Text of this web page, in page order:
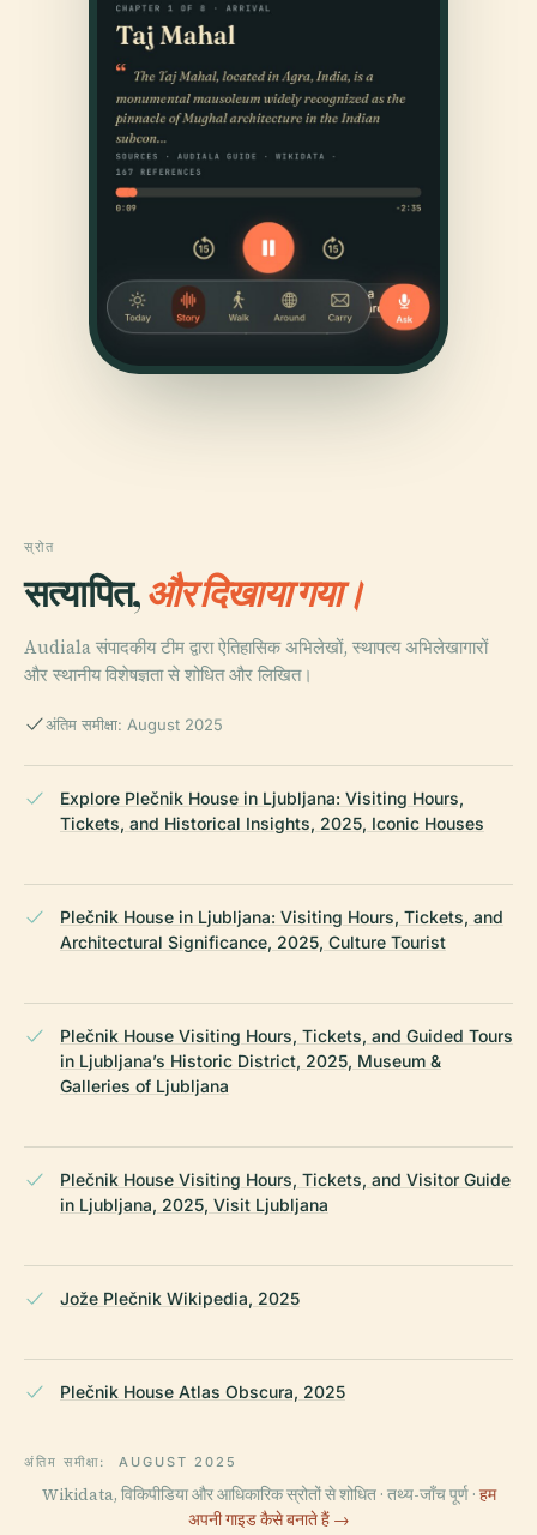
स्रोत
सत्यापित,और दिखाया गया।
Audiala संपादकीय टीम द्वारा ऐतिहासिक अभिलेखों, स्थापत्य अभिलेखागारों
और स्थानीय विशेषज्ञता से शोधित और लिखित।
अंतिम समीक्षा: August 2025
Explore Plečnik House in Ljubljana: Visiting Hours,
Tickets, and Historical Insights, 2025, Iconic Houses
Plečnik House in Ljubljana: Visiting Hours, Tickets, and
Architectural Significance, 2025, Culture Tourist
Plečnik House Visiting Hours, Tickets, and Guided Tours
in Ljubljana’s Historic District, 2025, Museum &
Galleries of Ljubljana
Plečnik House Visiting Hours, Tickets, and Visitor Guide
in Ljubljana, 2025, Visit Ljubljana
Jože Plečnik Wikipedia, 2025
Plečnik House Atlas Obscura, 2025
अंतिम समीक्षा: AUGUST 2025
Wikidata, विकिपीडिया और आधिकारिक स्रोतों से शोधित · तथ्य-जाँच पूर्ण · हम
अपनी गाइड कैसे बनाते हैं →